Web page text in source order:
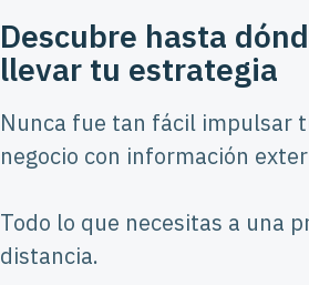
Descubre hasta
llevar tu estrategia
Nunca fue tan fácil impulsar
negocio con información
Todo lo que necesitas a una
distancia.